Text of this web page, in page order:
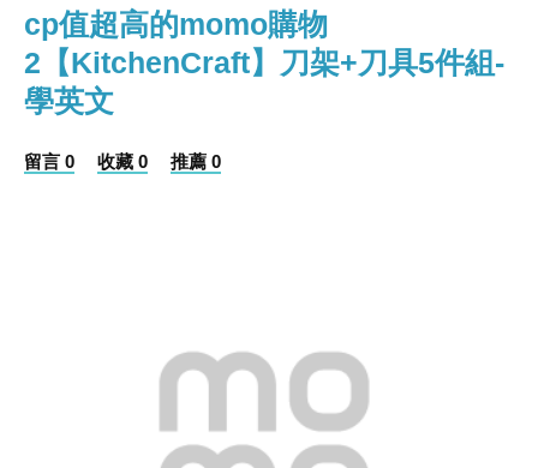
cp值超高的momo購物
2【KitchenCraft】刀架+刀具5件組-
學英文
留言 0 收藏 0 推薦 0